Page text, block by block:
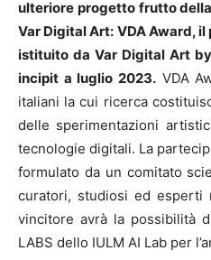
ulteriore progetto frutto
Var Digital Art: VDA Award,
istituito da Var Digital Art
incipit a luglio 2023. VDA
italiani la cui ricerca
delle sperimentazioni
tecnologie digitali. La
formulato da un comitato
curatori, studiosi ed esperti
vincitore avrà la possibilità
LABS dello IULM AI Lab per